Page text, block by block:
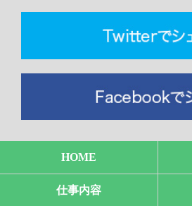
HOME
仕事内容